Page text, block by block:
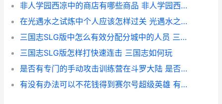
非人学园西凉中的商店有哪些商品 非人学园西凉最强应援
在光遇水之试炼中个人应该怎样过关 光遇水之试炼正常路线
三国志SLG版中怎么有效分配分城中的人员 三国志游戏咋样
三国志SLG版怎样打快速连击 三国志如何玩
是否有专门的手动攻击训练营在斗罗大陆 是否有专门的手机银行
有没有办法可以不花钱得到赛尔号超级英雄 有没有办法可以用寿命换亲人活下来